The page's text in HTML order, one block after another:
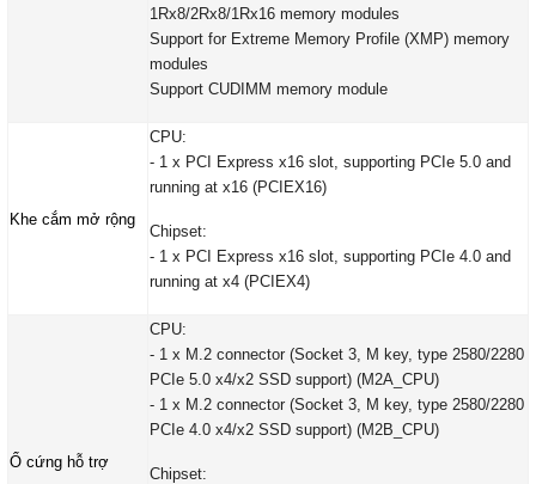
1Rx8/2Rx8/1Rx16 memory modules
Support for Extreme Memory Profile (XMP) memory
modules
Support CUDIMM memory module
Khe cắm mở rộng
CPU:
- 1 x PCI Express x16 slot, supporting PCIe 5.0 and
running at x16 (PCIEX16)
Chipset:
- 1 x PCI Express x16 slot, supporting PCIe 4.0 and
running at x4 (PCIEX4)
Ổ cứng hỗ trợ
CPU:
- 1 x M.2 connector (Socket 3, M key, type 2580/2280
PCIe 5.0 x4/x2 SSD support) (M2A_CPU)
- 1 x M.2 connector (Socket 3, M key, type 2580/2280
PCIe 4.0 x4/x2 SSD support) (M2B_CPU)
Chipset: